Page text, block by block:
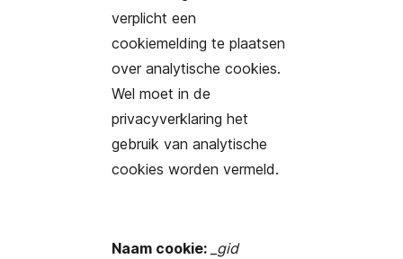
verplicht een
cookiemelding te plaatsen
over analytische cookies.
Wel moet in de
privacyverklaring het
gebruik van analytische
cookies worden vermeld.
Naam cookie: _gid